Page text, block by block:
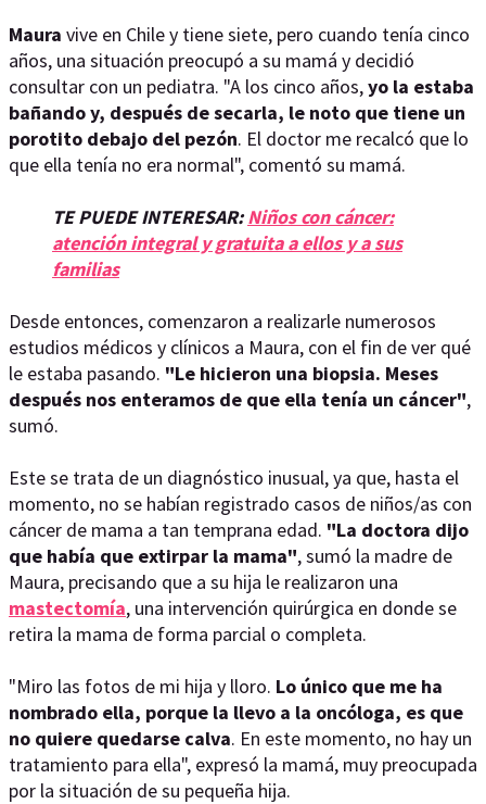
Maura vive en Chile y tiene siete, pero cuando tenía cinco
años, una situación preocupó a su mamá y decidió
consultar con un pediatra. "A los cinco años,yo la estaba
bañando y, después de secarla, le noto que tiene un
porotito debajo del pezón. El doctor me recalcó que lo
que ella tenía no era normal", comentó su mamá.
TE PUEDE INTERESAR:Niños con cáncer:
atención integral y gratuita a ellos y a sus
familias
Desde entonces, comenzaron a realizarle numerosos
estudios médicos y clínicos a Maura, con el fin de ver qué
le estaba pasando. "Le hicieron una biopsia. Meses
después nos enteramos de que ella tenía un cáncer",
sumó.
Este se trata de un diagnóstico inusual, ya que, hasta el
momento, no se habían registrado casos de niños/as con
cáncer de mama a tan temprana edad. "La doctora dijo
que había que extirpar la mama", sumó la madre de
Maura, precisando que a su hija le realizaron una
mastectomía, una intervención quirúrgica en donde se
retira la mama de forma parcial o completa.
"Miro las fotos de mi hija y lloro. Lo único que me ha
nombrado ella, porque la llevo a la oncóloga, es que
no quiere quedarse calva. En este momento, no hay un
tratamiento para ella", expresó la mamá, muy preocupada
por la situación de su pequeña hija.